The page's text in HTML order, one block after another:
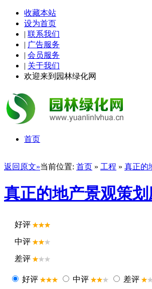
收藏本站
设为首页
| 联系我们
| 广告服务
| 会员服务
| 关于我们
欢迎来到园林绿化网
首页
返回原文»当前位置: 首页 » 工程 » 真正的
真正的地产景观策
好评
中评
差评
好评 中评 差评